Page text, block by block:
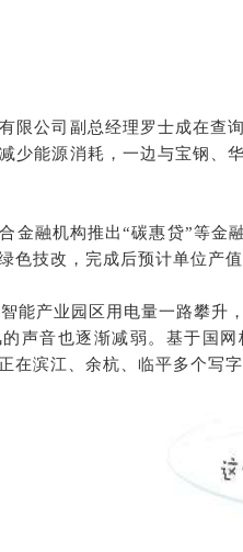
限公司副总经理罗士成在查
少能源消耗，一边与宝钢、
金融机构推出“碳惠贷”等
色技改，完成后预计单位产
能产业园区用电量一路攀升
声音也逐渐减弱。基于国
在滨江、余杭、临平多个写